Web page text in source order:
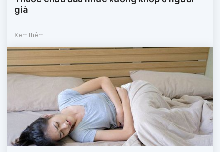
già
Xem thêm